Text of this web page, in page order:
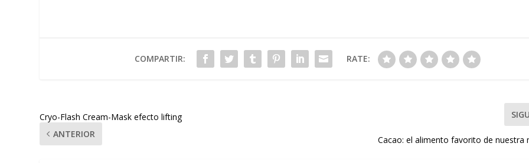
COMPARTIR: RATE:
Cryo-Flash Cream-Mask efecto lifting
ANTERIOR
Cacao: el alimento favorito de nuestra